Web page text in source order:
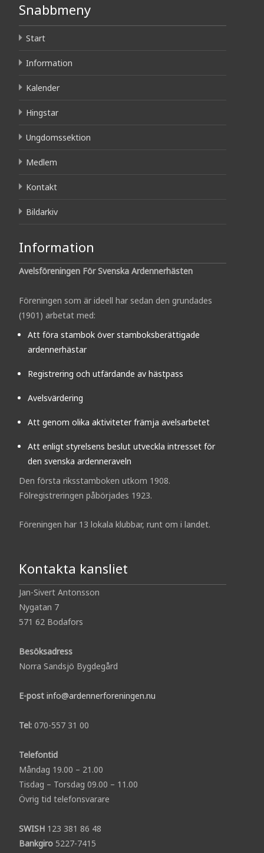
Snabbmeny
Start
Information
Kalender
Hingstar
Ungdomssektion
Medlem
Kontakt
Bildarkiv
Information
Avelsföreningen För Svenska Ardennerhästen
Föreningen som är ideell har sedan den grundades
(1901) arbetat med:
Att föra stambok över stamboksberättigade
ardennerhästar
Registrering och utfärdande av hästpass
Avelsvärdering
Att genom olika aktiviteter främja avelsarbetet
Att enligt styrelsens beslut utveckla intresset för
den svenska ardenneraveln
Den första riksstamboken utkom 1908.
Fölregistreringen påbörjades 1923.
Föreningen har 13 lokala klubbar, runt om i landet.
Kontakta kansliet
Jan-Sivert Antonsson
Nygatan 7
571 62 Bodafors
Besöksadress
Norra Sandsjö Bygdegård
E-post info@ardennerforeningen.nu
Tel: 070-557 31 00
Telefontid
Måndag 19.00 – 21.00
Tisdag – Torsdag 09.00 – 11.00
Övrig tid telefonsvarare
SWISH 123 381 86 48
Bankgiro 5227-7415